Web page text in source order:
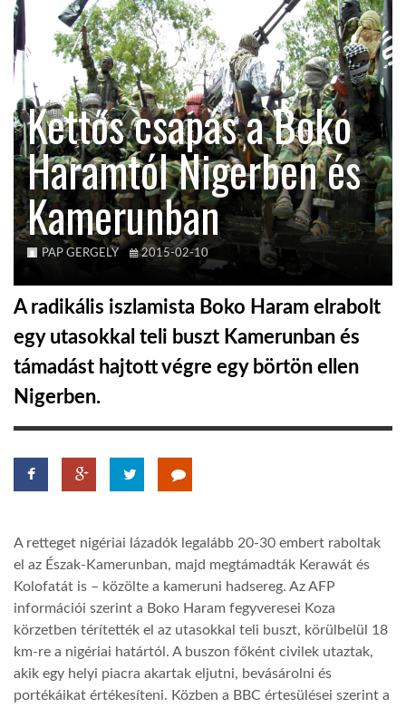
LATIN-AMERIKA
KÖZEL-KELET
AUSZTRÁLIA
A VILÁG ITTHON
TROPICALMAGAZIN
GLOBOTV
AFRIKA TUDÁSTÁR
A NAP SZÉPE
Kettős csapás a Boko
Haramtól Nigerben és
Kamerunban
PAP GERGELY 2015-02-10
A radikális iszlamista Boko Haram elrabolt
egy utasokkal teli buszt Kamerunban és
támadást hajtott végre egy börtön ellen
Nigerben.
A retteget nigériai lázadók legalább 20-30 embert raboltak
el az Észak-Kamerunban, majd megtámadták Kerawát és
Kolofatát is – közölte a kameruni hadsereg. Az AFP
információi szerint a Boko Haram fegyveresei Koza
körzetben térítették el az utasokkal teli buszt, körülbelül 18
km-re a nigériai határtól. A buszon főként civilek utaztak,
akik egy helyi piacra akartak eljutni, bevásárolni és
portékáikat értékesíteni. Közben a BBC értesülései szerint a